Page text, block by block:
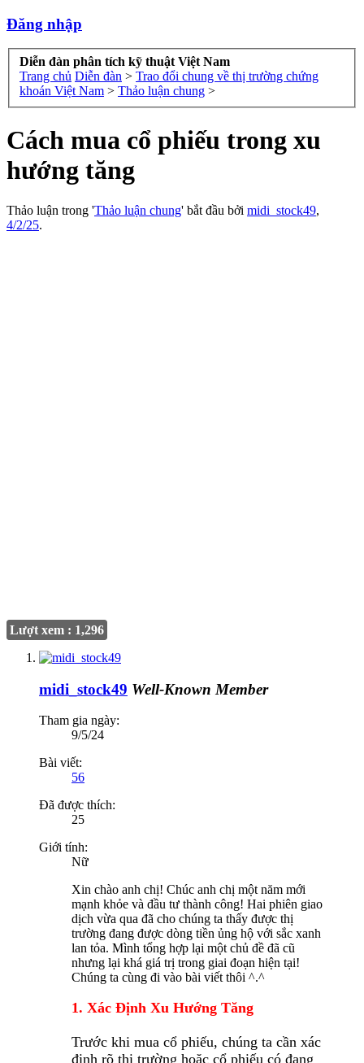
Đăng nhập
Diễn đàn phân tích kỹ thuật Việt Nam
Trang chủ Diễn đàn > Trao đổi chung về thị trường chứng
khoán Việt Nam > Thảo luận chung >
Cách mua cổ phiếu trong xu
hướng tăng
Thảo luận trong 'Thảo luận chung' bắt đầu bởi midi_stock49,
4/2/25.
Lượt xem : 1,296
midi_stock49 Well-Known Member
Tham gia ngày:
9/5/24
Bài viết:
56
Đã được thích:
25
Giới tính:
Nữ
Xin chào anh chị! Chúc anh chị một năm mới
mạnh khỏe và đầu tư thành công! Hai phiên giao
dịch vừa qua đã cho chúng ta thấy được thị
trường đang được dòng tiền ủng hộ với sắc xanh
lan tỏa. Mình tổng hợp lại một chủ đề đã cũ
nhưng lại khá giá trị trong giai đoạn hiện tại!
Chúng ta cùng đi vào bài viết thôi ^.^
1. Xác Định Xu Hướng Tăng
Trước khi mua cổ phiếu, chúng ta cần xác
định rõ thị trường hoặc cổ phiếu có đang